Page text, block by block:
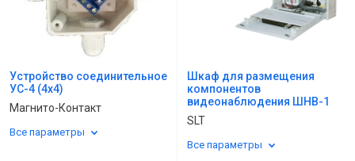
Устройство соединительное
УС-4 (4х4)
Магнито-Контакт
Все параметры
Шкаф для размещения
компонентов
видеонаблюдения ШНВ-1
SLT
Все параметры